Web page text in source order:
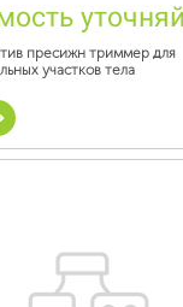
пресижн триммер для
участков тела